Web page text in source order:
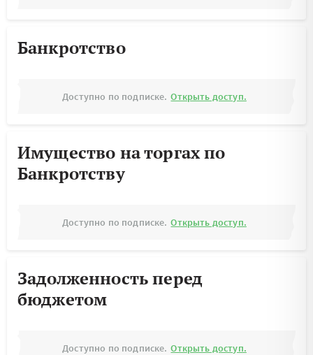
Банкротство
Доступно по подписке. Открыть доступ.
Имущество на торгах по
Банкротству
Доступно по подписке. Открыть доступ.
Задолженность перед
бюджетом
Доступно по подписке. Открыть доступ.